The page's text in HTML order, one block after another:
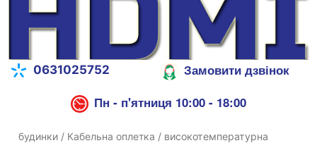
0631025752
Замовити дзвінок
Пн - п'ятниця 10:00 - 18:00
будинки / Кабельна оплетка / високотемпературна